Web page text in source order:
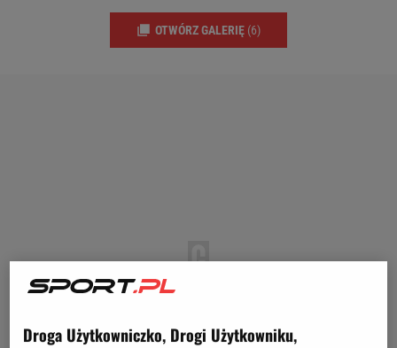
OTWÓRZ GALERIĘ (6)
Droga Użytkowniczko, Drogi Użytkowniku,